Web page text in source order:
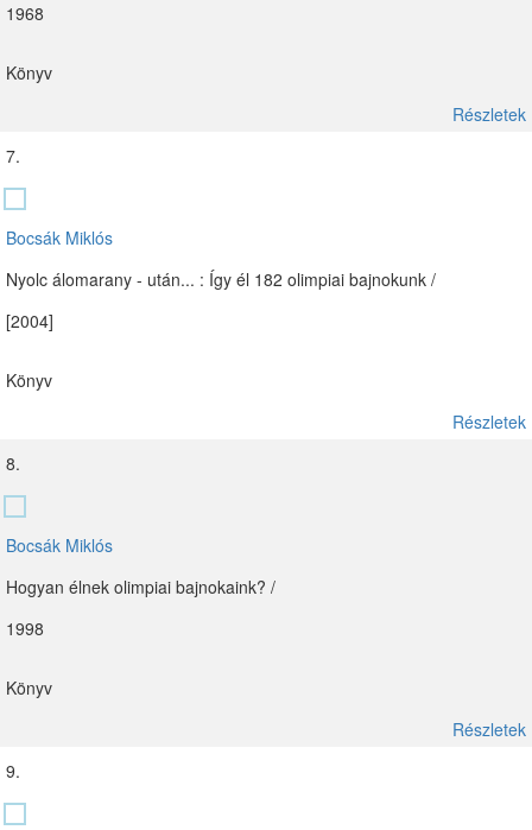
1968
Könyv
Részletek
7.
Bocsák Miklós
Nyolc álomarany - után... : Így él 182 olimpiai bajnokunk /
[2004]
Könyv
Részletek
8.
Bocsák Miklós
Hogyan élnek olimpiai bajnokaink? /
1998
Könyv
Részletek
9.